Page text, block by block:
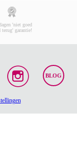
'niet goed
terug' garantie!
BLOG